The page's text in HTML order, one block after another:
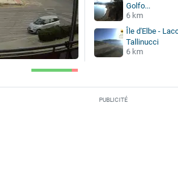
Golfo...
6 km
Île d'Elbe -
Tallinucci
6 km
PUBLICITÉ